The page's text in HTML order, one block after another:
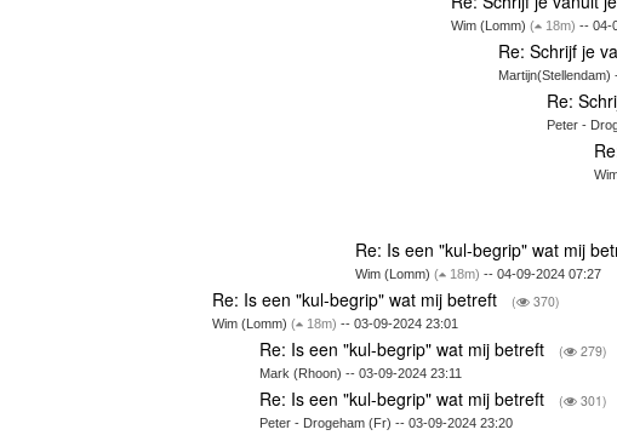
Wim (Lomm) ( 18m) -- 04-
Re: Schrijf je
Re:
Peter -
Re: Is een "kul-begrip" wat mij
Wim (Lomm) ( 18m) -- 04-09-2024 07:27
Re: Is een "kul-begrip" wat mij betreft ( 370)
Wim (Lomm) ( 18m) -- 03-09-2024 23:01
Re: Is een "kul-begrip" wat mij betreft ( 279)
Mark (Rhoon) -- 03-09-2024 23:11
Re: Is een "kul-begrip" wat mij betreft ( 301)
Peter - Drogeham (Fr) -- 03-09-2024 23:20